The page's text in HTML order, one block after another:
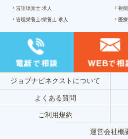
言語聴覚士 求人 視
管理栄養士/栄養士 求人 医
ジョブナビネクストについて
よくある質問
ご利用規約
運営会社概